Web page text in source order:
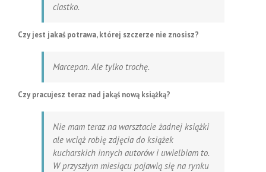
ciastko.
Czy jest jakaś potrawa, której szczerze nie znosisz?
Marcepan. Ale tylko trochę.
Czy pracujesz teraz nad jakąś nową książką?
Nie mam teraz na warsztacie żadnej książki
ale wciąż robię zdjęcia do książek
kucharskich innych autorów i uwielbiam to.
W przyszłym miesiącu pojawią się na rynku